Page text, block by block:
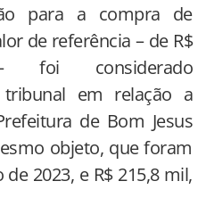
para a compra de
de referência – de R$
foi considerado
tribunal em relação a
de Bom Jesus
objeto, que foram
2023, e R$ 215,8 mil,